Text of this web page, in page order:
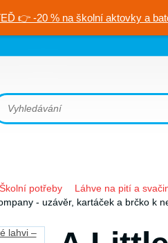
👉 -20 % na školní aktovky a
Školní potřeby
Láhve na pití a
- uzávěr, kartáček a brčko k